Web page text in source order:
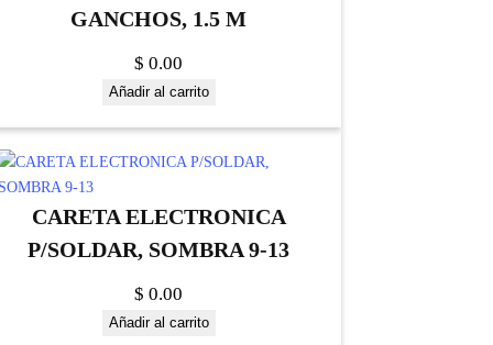
GANCHOS, 1.5 M
$ 0.00
Añadir al carrito
CARETA ELECTRONICA
P/SOLDAR, SOMBRA 9-13
$ 0.00
Añadir al carrito